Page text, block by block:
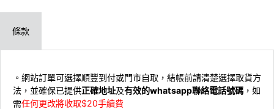
條款
。網站訂單可選擇順豐到付或門市自取，結帳前請清楚選擇取貨方
法，並確保已提供正確地址及有效的whatsapp聯絡電話號碼 ，如
需任何更改將收取$20手續費